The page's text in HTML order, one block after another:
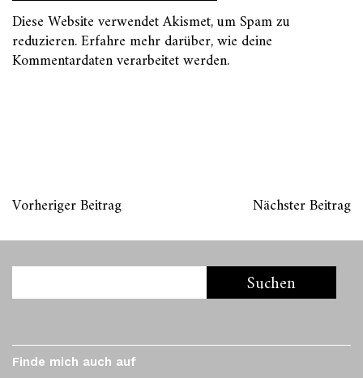
Diese Website verwendet Akismet, um Spam zu
reduzieren.Erfahre mehr darüber, wie deine
Kommentardaten verarbeitet werden.
Vorheriger Beitrag Nächster Beitrag
Finde mich auch auf